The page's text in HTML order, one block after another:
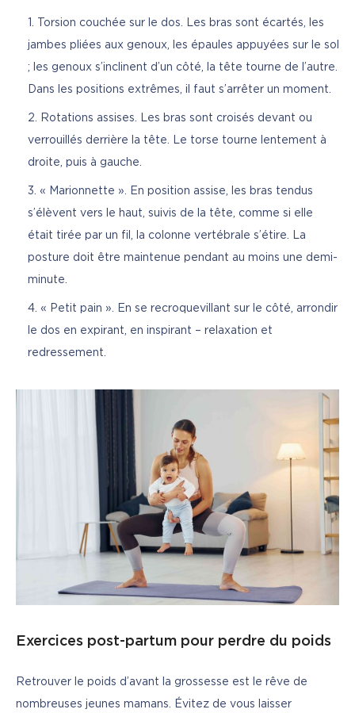
Torsion couchée sur le dos. Les bras sont écartés, les
jambes pliées aux genoux, les épaules appuyées sur le sol
; les genoux s’inclinent d’un côté, la tête tourne de l’autre.
Dans les positions extrêmes, il faut s’arrêter un moment.
Rotations assises. Les bras sont croisés devant ou
verrouillés derrière la tête. Le torse tourne lentement à
droite, puis à gauche.
« Marionnette ». En position assise, les bras tendus
s’élèvent vers le haut, suivis de la tête, comme si elle
était tirée par un fil, la colonne vertébrale s’étire. La
posture doit être maintenue pendant au moins une demi-
minute.
« Petit pain ». En se recroquevillant sur le côté, arrondir
le dos en expirant, en inspirant – relaxation et
redressement.
Exercices post-partum pour perdre du poids
Retrouver le poids d’avant la grossesse est le rêve de
nombreuses jeunes mamans. Évitez de vous laisser